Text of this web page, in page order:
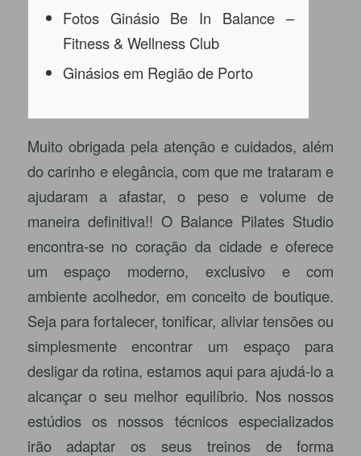
Fotos Ginásio Be In Balance –
Fitness & Wellness Club
Ginásios em Região de Porto
Muito obrigada pela atenção e cuidados, além
do carinho e elegância, com que me trataram e
ajudaram a afastar, o peso e volume de
maneira definitiva!! O Balance Pilates Studio
encontra-se no coração da cidade e oferece
um espaço moderno, exclusivo e com
ambiente acolhedor, em conceito de boutique.
Seja para fortalecer, tonificar, aliviar tensões ou
simplesmente encontrar um espaço para
desligar da rotina, estamos aqui para ajudá-lo a
alcançar o seu melhor equilíbrio. Nos nossos
estúdios os nossos técnicos especializados
irão adaptar os seus treinos de forma